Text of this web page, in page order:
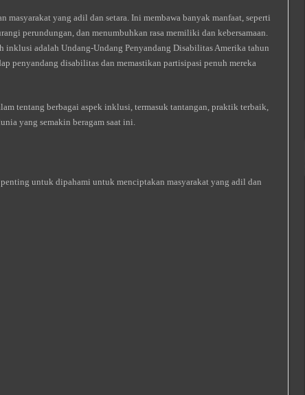
yang adil dan setara. Ini membawa banyak manfaat, seperti
perundungan, dan menumbuhkan rasa memiliki dan kebersamaan.
inklusi adalah Undang-Undang Penyandang Disabilitas Amerika tahun
penyandang disabilitas dan memastikan partisipasi penuh mereka
tentang berbagai aspek inklusi, termasuk tantangan, praktik terbaik,
yang semakin beragam saat ini.
untuk dipahami untuk menciptakan masyarakat yang adil dan